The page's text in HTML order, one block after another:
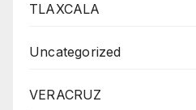
TLAXCALA
Uncategorized
VERACRUZ